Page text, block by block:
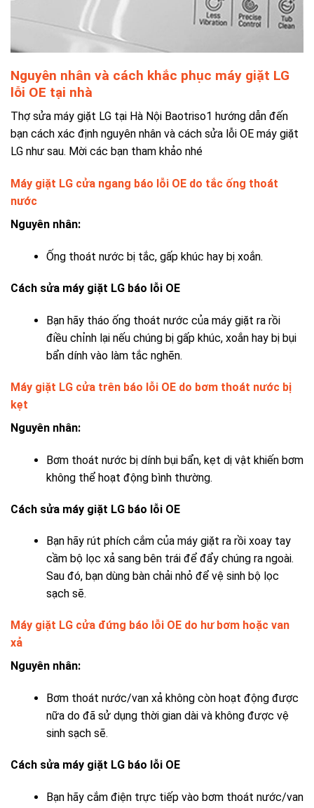
Nguyên nhân và cách khắc phục máy giặt LG
lỗi OE tại nhà
Thợ sửa máy giặt LG tại Hà Nội Baotriso1 hướng dẫn đến
bạn cách xác định nguyên nhân và cách sửa lỗi OE máy giặt
LG như sau. Mời các bạn tham khảo nhé
Máy giặt LG cửa ngang báo lỗi OE do tắc ống thoát
nước
Nguyên nhân:
Ống thoát nước bị tắc, gấp khúc hay bị xoắn.
Cách sửa máy giặt LG báo lỗi OE
Bạn hãy tháo ống thoát nước của máy giặt ra rồi
điều chỉnh lại nếu chúng bị gấp khúc, xoắn hay bị bụi
bẩn dính vào làm tắc nghẽn.
Máy giặt LG cửa trên báo lỗi OE do bơm thoát nước bị
kẹt
Nguyên nhân:
Bơm thoát nước bị dính bụi bẩn, kẹt dị vật khiến bơm
không thể hoạt động bình thường.
Cách sửa máy giặt LG báo lỗi OE
Bạn hãy rút phích cắm của máy giặt ra rồi xoay tay
cầm bộ lọc xả sang bên trái để đẩy chúng ra ngoài.
Sau đó, bạn dùng bàn chải nhỏ để vệ sinh bộ lọc
sạch sẽ.
Máy giặt LG cửa đứng báo lỗi OE do hư bơm hoặc van
xả
Nguyên nhân:
Bơm thoát nước/van xả không còn hoạt động được
nữa do đã sử dụng thời gian dài và không được vệ
sinh sạch sẽ.
Cách sửa máy giặt LG báo lỗi OE
Bạn hãy cắm điện trực tiếp vào bơm thoát nước/van